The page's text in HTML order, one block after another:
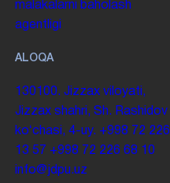
malakalarni baholash
agentligi
ALOQA
130100. Jizzax viloyati,
Jizzax shahri, Sh. Rashidov
koʻchasi, 4-uy. +998 72 226
13 57 +998 72 226 68 10
info@jdpu.uz